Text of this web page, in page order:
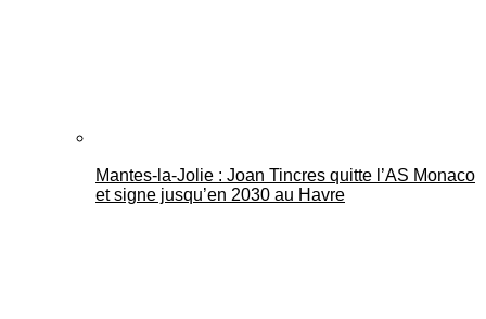
Mantes-la-Jolie : Joan Tincres quitte l’AS Monaco
et signe jusqu’en 2030 au Havre